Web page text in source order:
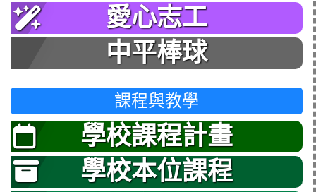
愛心志工
中平棒球
課程與教學
學校課程計畫
學校本位課程